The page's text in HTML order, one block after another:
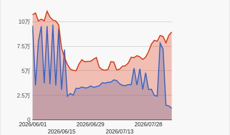
2026/06/01
2026/06/15
2026/06/29
2026/07/13
2026/07/28
0
2.5万
5万
7.5万
10万